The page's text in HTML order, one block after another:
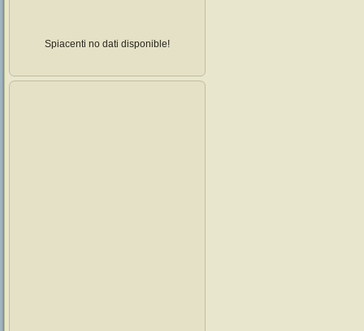
Spiacenti no dati disponible!